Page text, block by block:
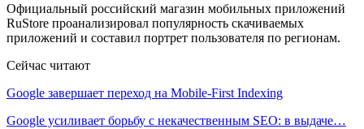
Официальный российский магазин мобильных приложений
RuStore проанализировал популярность скачиваемых
приложений и составил портрет пользователя по регионам.
Сейчас читают
Google завершает переход на Mobile-First Indexing
Google усиливает борьбу с некачественным SEO: в выдаче…